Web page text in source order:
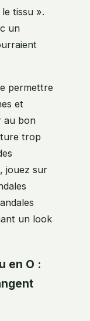
tissu ».
un
permettre
et
au bon
trop
jouez sur
un look
en O :